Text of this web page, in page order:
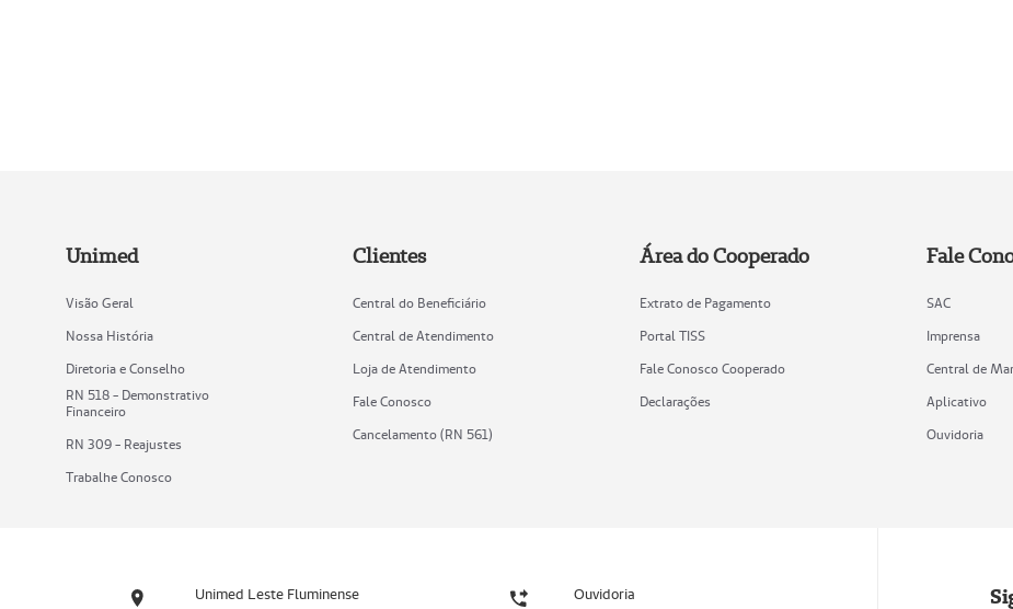
Unimed
Visão Geral
Nossa História
Diretoria e Conselho
RN 518 - Demonstrativo
Financeiro
RN 309 - Reajustes
Trabalhe Conosco
Clientes
Central do Beneficiário
Central de Atendimento
Loja de Atendimento
Fale Conosco
Cancelamento (RN 561)
Área do Cooperado
Extrato de Pagamento
Portal TISS
Fale Conosco Cooperado
Declarações
Fale
SAC
Imprensa
Central de
Aplicativo
Ouvidoria
Unimed Leste Fluminense Ouvidoria